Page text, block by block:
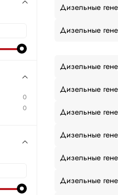
Дизельные
Дизельные
Дизельные
Дизельные
Дизельные
Дизельные
Дизельные
Дизельные
0
0